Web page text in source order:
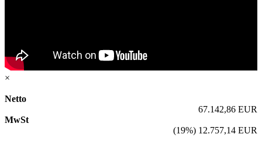
×
Netto
67.142,86 EUR
MwSt
(19%) 12.757,14 EUR